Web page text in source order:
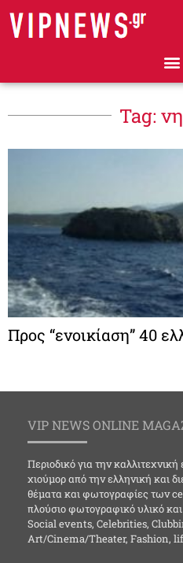
Tag:
Προς “ενοικίαση” 40
VIP NEWS ONLINE
Περιοδικό για την
χιούμορ από την ελληνική και
θέματα και φωτογραφίες των
πλούσιο φωτογραφικό υλικό
Social events, Celebrities,
Art/Cinema/Theater, Fashion,